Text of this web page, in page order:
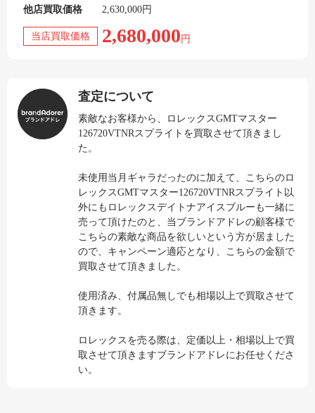
他店買取価格 2,630,000円
当店買取価格 2,680,000 円
査定について
素敵なお客様から、ロレックスGMTマスター
126720VTNRスプライトを買取させて頂きまし
た。
未使用当月ギャラだったのに加えて、こちらのロ
レックスGMTマスター126720VTNRスプライト以
外にもロレックスデイトナアイスブルーも一緒に
売って頂けたのと、当ブランドアドレの顧客様で
こちらの素敵な商品を欲しいという方が居ました
ので、キャンペーン適応となり、こちらの金額で
買取させて頂きました。
使用済み、付属品無しでも相場以上で買取させて
頂きます。
ロレックスを売る際は、定価以上・相場以上で買
取させて頂きますブランドアドレにお任せくださ
い。